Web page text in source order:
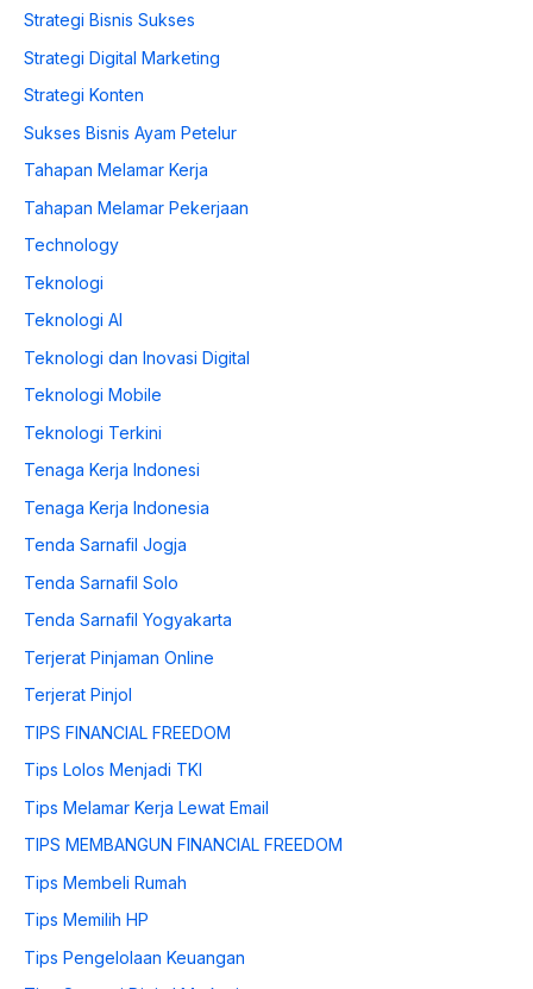
Strategi Bisnis Sukses
Strategi Digital Marketing
Strategi Konten
Sukses Bisnis Ayam Petelur
Tahapan Melamar Kerja
Tahapan Melamar Pekerjaan
Technology
Teknologi
Teknologi AI
Teknologi dan Inovasi Digital
Teknologi Mobile
Teknologi Terkini
Tenaga Kerja Indonesi
Tenaga Kerja Indonesia
Tenda Sarnafil Jogja
Tenda Sarnafil Solo
Tenda Sarnafil Yogyakarta
Terjerat Pinjaman Online
Terjerat Pinjol
TIPS FINANCIAL FREEDOM
Tips Lolos Menjadi TKI
Tips Melamar Kerja Lewat Email
TIPS MEMBANGUN FINANCIAL FREEDOM
Tips Membeli Rumah
Tips Memilih HP
Tips Pengelolaan Keuangan